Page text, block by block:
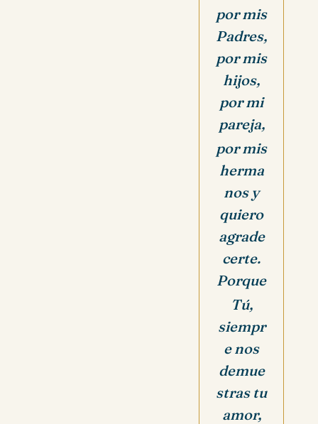
por mis
Padres,
por mis
hijos,
por mi
pareja,
por mis
herma
nos y
quiero
agrade
certe.
Porque
Tú,
siempr
e nos
demue
stras tu
amor,